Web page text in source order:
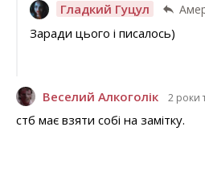
Гладкий Гуцул
Заради цього і писалось)
Веселий Алкоголік 2 роки
стб має взяти собі на замітку.